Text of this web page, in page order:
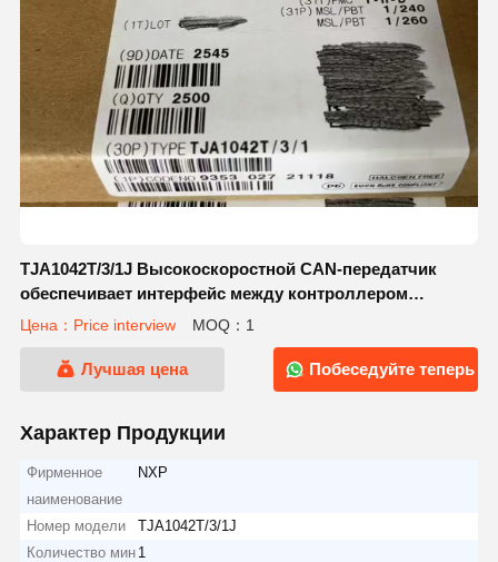
TJA1042T/3/1J Высокоскоростной CAN-передатчик
обеспечивает интерфейс между контроллером
протокола сети зоны управления (CAN) и физической
Цена：Price interview MOQ：1
Лучшая цена Побеседуйте теперь
Характер Продукции
Фирменное
наименование
NXP
Номер модели
TJA1042T/3/1J
Количество мин 1